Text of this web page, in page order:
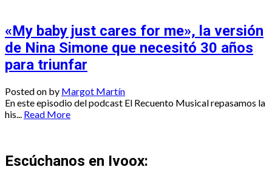
«My baby just cares for me», la versión
de Nina Simone que necesitó 30 años
para triunfar
Posted on by Margot Martín
En este episodio del podcast El Recuento Musical repasamos la
his...
Read More
Escúchanos en Ivoox: